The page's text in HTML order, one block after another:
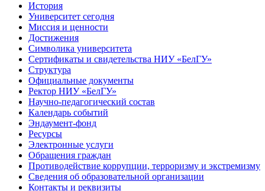
История
Университет сегодня
Миссия и ценности
Достижения
Символика университета
Сертификаты и свидетельства НИУ «БелГУ»
Структура
Официальные документы
Ректор НИУ «БелГУ»
Научно-педагогический состав
Календарь событий
Эндаумент-фонд
Ресурсы
Электронные услуги
Обращения граждан
Противодействие коррупции, терроризму и экстремизму
Сведения об образовательной организации
Контакты и реквизиты